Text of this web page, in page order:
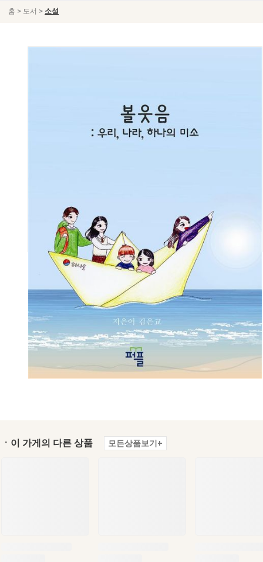
홈 > 도서 > 소설
ㆍ이 가게의 다른 상품 모든상품보기+